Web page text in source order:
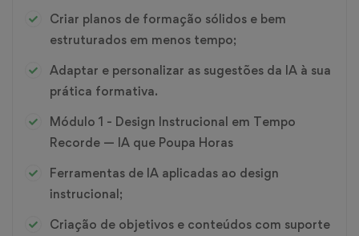
Criar planos de formação sólidos e bem
estruturados em menos tempo;
Adaptar e personalizar as sugestões da IA à sua
prática formativa.
Módulo 1 - Design Instrucional em Tempo
Recorde — IA que Poupa Horas
Ferramentas de IA aplicadas ao design
instrucional;
Criação de objetivos e conteúdos com suporte